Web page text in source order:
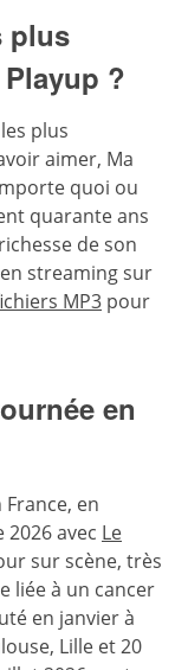
plus
?
plus
aimer, Ma
quoi ou
quarante ans
de son
streaming sur
MP3 pour
en
en
avec Le
sur scène, très
liée à un cancer
en janvier à
Lille et 20